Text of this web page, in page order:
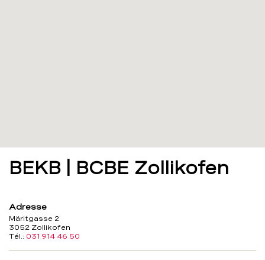
BEKB | BCBE Zollikofen
Adresse
Märitgasse 2
3052 Zollikofen
Tél.: 031 914 46 50